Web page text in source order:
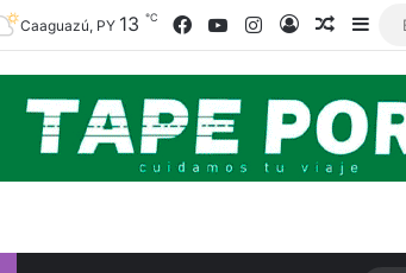
Caaguazú, PY 13 ℃ Facebook
YouTubeInstagramAcceso